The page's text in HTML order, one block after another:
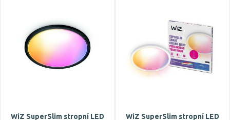
WiZ SuperSlim stropní LED
WiZ SuperSlim stropní LED